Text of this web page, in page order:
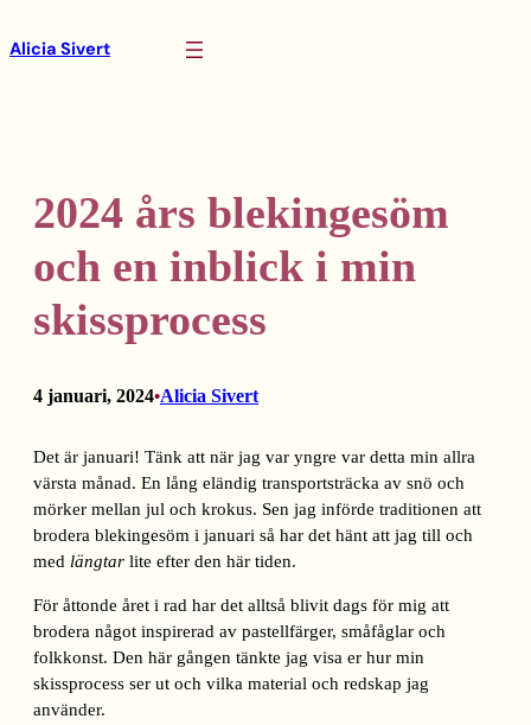
till
Alicia Sivert
2024 års blekingesöm
och en inblick i min
skissprocess
4 januari, 2024•Alicia Sivert
Det är januari! Tänk att när jag var yngre var detta min allra
värsta månad. En lång eländig transportsträcka av snö och
mörker mellan jul och krokus. Sen jag införde traditionen att
brodera blekingesöm i januari så har det hänt att jag till och
med längtar lite efter den här tiden.
För åttonde året i rad har det alltså blivit dags för mig att
brodera något inspirerad av pastellfärger, småfåglar och
folkkonst. Den här gången tänkte jag visa er hur min
skissprocess ser ut och vilka material och redskap jag
använder.